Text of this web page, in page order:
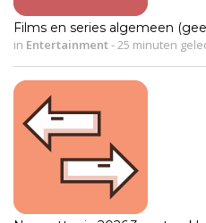
Films en series algemeen
in Entertainment- 25 minuten